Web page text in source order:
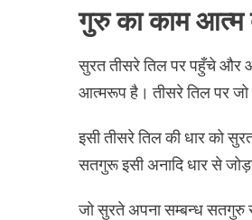
गुरु का काम
सुरत तीसरे तिल पर पहुँचे और
आत्मरूप है। तीसरे तिल पर जो
इसी तीसरे तिल की धार को
सतगुरू इसी अनादि धार से
जो सुरते अपना सम्बन्ध सतगुरु